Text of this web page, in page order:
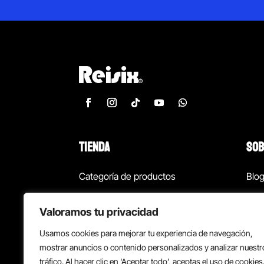
Valoramos tu privacidad
Usamos cookies para mejorar tu experiencia de navegación,
mostrar anuncios o contenido personalizados y analizar
tráfico. Al hacer clic en ‘Aceptar todo’, aceptas el uso de cookies.
TIENDA
Categoría de productos
¡Las mejores ofertas!
Back to school
Blog